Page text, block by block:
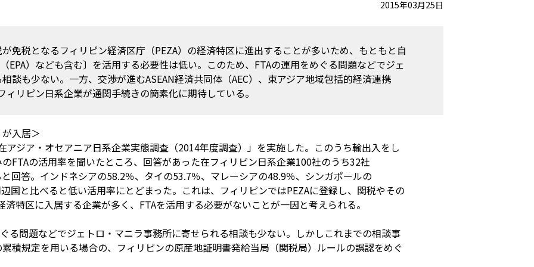
2015年03月25日
免税となるフィリピン経済区庁（PEZA）の経済特区に進出することが多いため、もともと自
EPA）なども含む〕を活用する必要性は低い。このため、FTAの運用をめぐる問題などでジェ
談も少ない。一方、交渉が進むASEAN経済共同体（AEC）、東アジア地域包括的経済連携
ィリピン日系企業が通関手続きの簡素化に期待している。
入居＞
アジア・オセアニア日系企業実態調査（2014年度調査）」を実施した。このうち輸出入をし
FTAの活用率を聞いたところ、回答があった在フィリピン日系企業100社のうち32社
回答。インドネシアの58.2％、タイの53.7％、マレーシアの48.9％、シンガポールの
国と比べると低い活用率にとどまった。これは、フィリピンではPEZAに登録し、関税やその
特区に入居する企業が多く、FTAを活用する必要がないことが一因と考えられる。
る問題などでジェトロ・マニラ事務所に寄せられる相談も少ない。しかしこれまでの相談事
積規定を用いる場合の、フィリピンの原産地証明書発給当局（関税局）ルールの誤認をめぐ